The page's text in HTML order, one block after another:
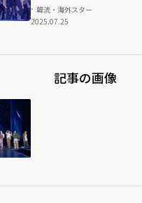
韓流・海外スター
2025.07.25
記事の画像